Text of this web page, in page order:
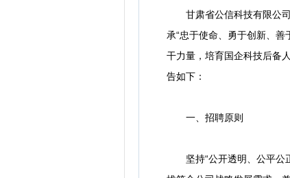
甘肃省公信科技有限公司
承“忠于使命、勇于创新、
干力量，培育国企科技后备
告如下：
一、招聘原则
坚持“公开透明、公平公正